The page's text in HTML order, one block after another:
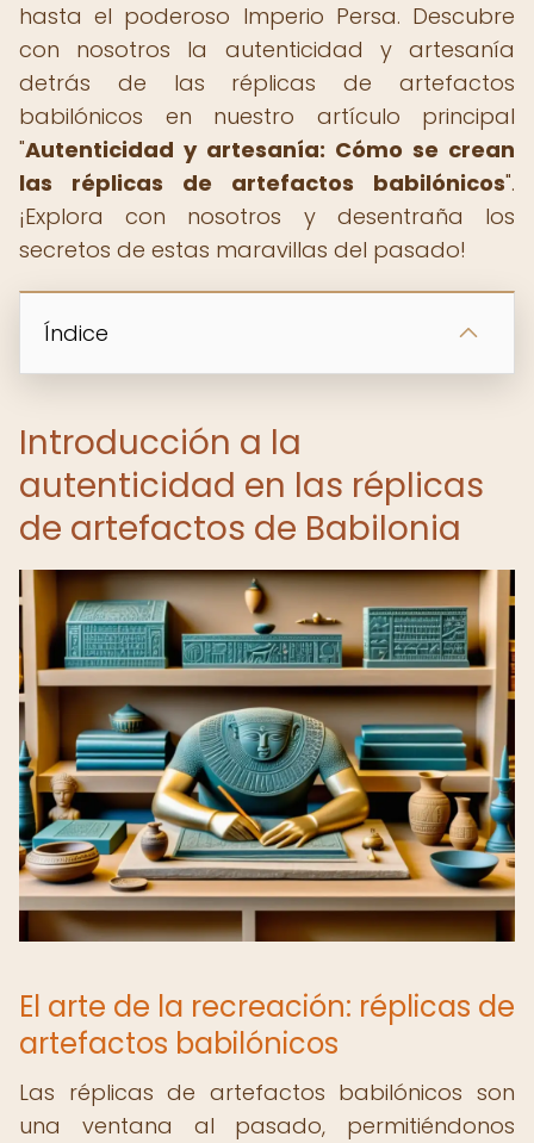
hasta el poderoso Imperio Persa. Descubre
con nosotros la autenticidad y artesanía
detrás de las réplicas de artefactos
babilónicos en nuestro artículo principal
"Autenticidad y artesanía: Cómo se crean
las réplicas de artefactos babilónicos".
¡Explora con nosotros y desentraña los
secretos de estas maravillas del pasado!
Índice
Introducción a la
autenticidad en las réplicas
de artefactos de Babilonia
El arte de la recreación: réplicas de
artefactos babilónicos
Las réplicas de artefactos babilónicos son
una ventana al pasado, permitiéndonos